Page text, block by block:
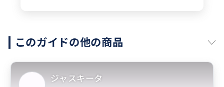
このガイドの他の商品
ジャスキータ